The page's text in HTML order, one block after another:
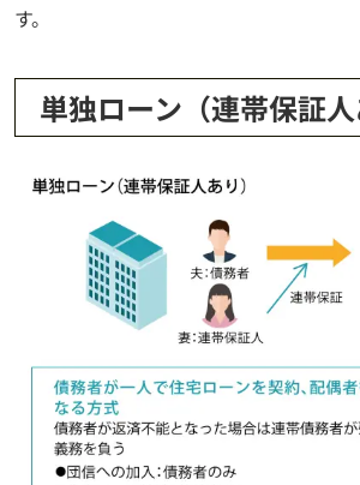
す。
単独ローン（連帯保証人